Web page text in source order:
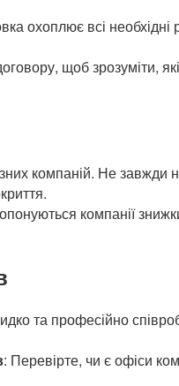
охоплює всі
щоб зрозуміти,
компаній. Не
компанії
та професійно
: Перевірте, чи є офіси